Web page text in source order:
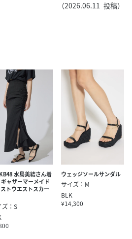
（2026.06.11 投稿）
水島美結さん着
ャザーマーメイド
トウエストスカー
ズ：S
ウェッジソールサンダル
サイズ：M
BLK
¥14,300